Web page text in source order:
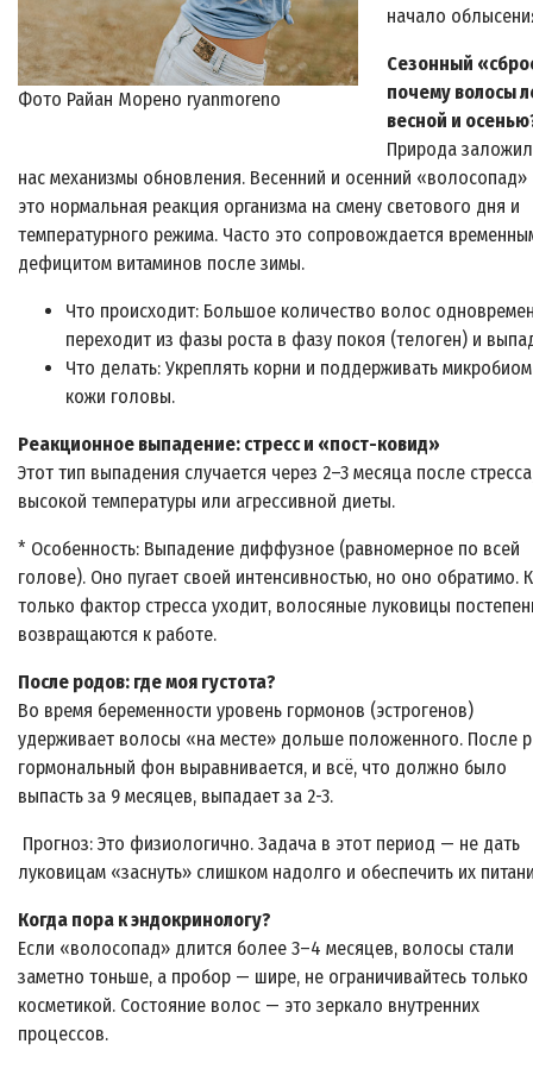
Фото Райан Морено ryanmoreno
начало
Сезонный
почему волосы
весной и
Природа
нас механизмы обновления. Весенний и осенний
это нормальная реакция организма на смену светового дня и
температурного режима. Часто это сопровождается
дефицитом витаминов после зимы.
Что происходит: Большое количество волос
переходит из фазы роста в фазу покоя (телоген) и
Что делать: Укреплять корни и поддерживать микробиом
кожи головы.
Реакционное выпадение: стресс и «пост-ковид»
Этот тип выпадения случается через 2–3 месяца после
высокой температуры или агрессивной диеты.
* Особенность: Выпадение диффузное (равномерное по всей
голове). Оно пугает своей интенсивностью, но оно обратимо.
только фактор стресса уходит, волосяные луковицы
возвращаются к работе.
После родов: где моя густота?
Во время беременности уровень гормонов (эстрогенов)
удерживает волосы «на месте» дольше положенного. После
гормональный фон выравнивается, и всё, что должно было
выпасть за 9 месяцев, выпадает за 2-3.
Прогноз: Это физиологично. Задача в этот период — не дать
луковицам «заснуть» слишком надолго и обеспечить их
Когда пора к эндокринологу?
Если «волосопад» длится более 3–4 месяцев, волосы стали
заметно тоньше, а пробор — шире, не ограничивайтесь только
косметикой. Состояние волос — это зеркало внутренних
процессов.